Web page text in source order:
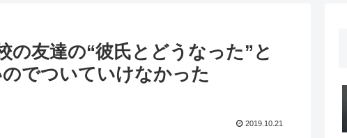
の友達の“彼氏とどうなった”と
でついていけなかった
2019.10.21